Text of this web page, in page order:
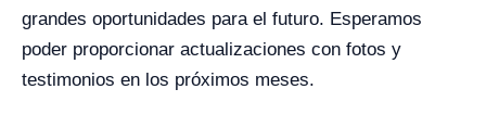
grandes oportunidades para el futuro. Esperamos
poder proporcionar actualizaciones con fotos y
testimonios en los próximos meses.